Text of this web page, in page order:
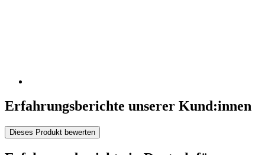
Erfahrungsberichte unserer Kund:innen
Dieses Produkt bewerten